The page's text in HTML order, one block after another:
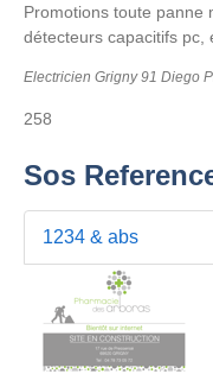
Promotions toute panne
détecteurs capacitifs pc,
Electricien Grigny 91 Diego
258
Sos
1234 & abs